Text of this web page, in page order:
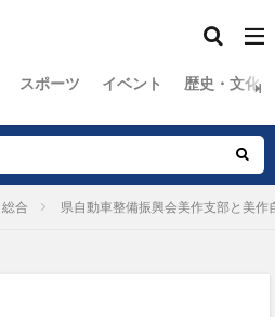
スポーツ イベント 歴史・文化
総合 県自動車整備振興会美作支部と美